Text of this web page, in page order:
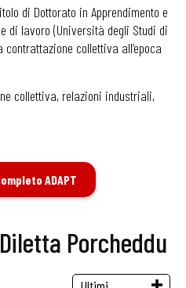
di Dottorato in Apprendimento e
di lavoro (Università degli Studi di
collettiva all’epoca
collettiva, relazioni industriali,
ADAPT
Porcheddu